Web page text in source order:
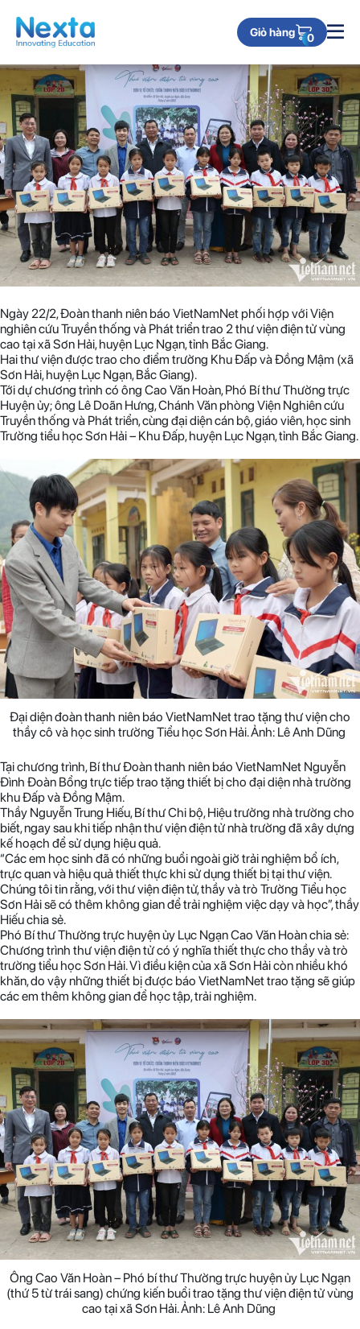
Giỏ hàng 0
Báo VietNamNet trao 2 thư viện điện tử tại Bắc Giang
Posted onFebruary 23, 2023
Ngày 22/2, Đoàn thanh niên báo VietNamNet phối hợp với Viện
nghiên cứu Truyền thống và Phát triển trao 2 thư viện điện tử vùng
cao tại xã Sơn Hải, huyện Lục Ngạn, tỉnh Bắc Giang.
Hai thư viện được trao cho điểm trường Khu Đấp và Đồng Mậm (xã
Sơn Hải, huyện Lục Ngạn, Bắc Giang).
Tới dự chương trình có ông Cao Văn Hoàn, Phó Bí thư Thường trực
Huyện ủy; ông Lê Doãn Hưng, Chánh Văn phòng Viện Nghiên cứu
Truyền thống và Phát triển, cùng đại diện cán bộ, giáo viên, học sinh
Trường tiểu học Sơn Hải – Khu Đấp, huyện Lục Ngạn, tỉnh Bắc Giang.
Đại diện đoàn thanh niên báo VietNamNet trao tặng thư viện cho
thầy cô và học sinh trường Tiểu học Sơn Hải. Ảnh: Lê Anh Dũng
Tại chương trình, Bí thư Đoàn thanh niên báo VietNamNet Nguyễn
Đình Đoàn Bổng trực tiếp trao tặng thiết bị cho đại diện nhà trường
khu Đấp và Đồng Mậm.
Thầy Nguyễn Trung Hiếu, Bí thư Chi bộ, Hiệu trưởng nhà trường cho
biết, ngay sau khi tiếp nhận thư viện điện tử nhà trường đã xây dựng
kế hoạch để sử dụng hiệu quả.
“Các em học sinh đã có những buổi ngoài giờ trải nghiệm bổ ích,
trực quan và hiệu quả thiết thực khi sử dụng thiết bị tại thư viện.
Chúng tôi tin rằng, với thư viện điện tử, thầy và trò Trường Tiểu học
Sơn Hải sẽ có thêm không gian để trải nghiệm việc dạy và học”, thầy
Hiếu chia sẻ.
Phó Bí thư Thường trực huyện ủy Lục Ngạn Cao Văn Hoàn chia sẻ:
Chương trình thư viện điện tử có ý nghĩa thiết thực cho thầy và trò
trường tiểu học Sơn Hải. Vì điều kiện của xã Sơn Hải còn nhiều khó
khăn, do vậy những thiết bị được báo VietNamNet trao tặng sẽ giúp
các em thêm không gian để học tập, trải nghiệm.
Ông Cao Văn Hoàn – Phó bí thư Thường trực huyện ủy Lục Ngạn
(thứ 5 từ trái sang) chứng kiến buổi trao tặng thư viện điện tử vùng
cao tại xã Sơn Hải. Ảnh: Lê Anh Dũng